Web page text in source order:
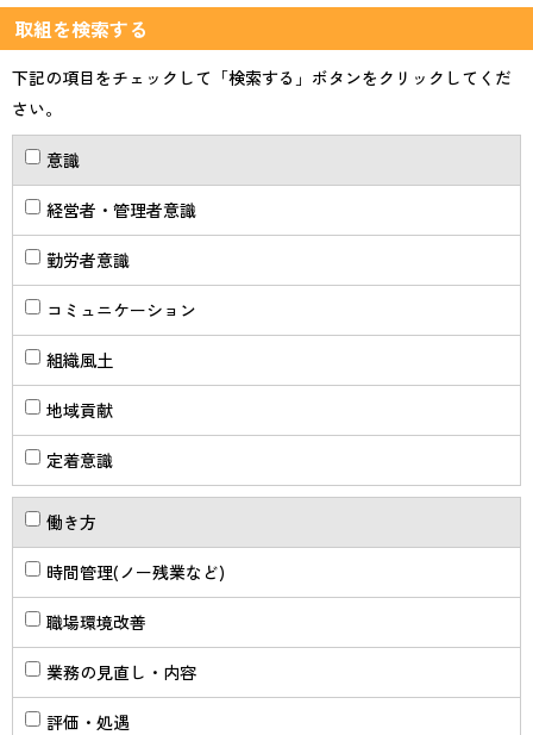
取組を検索する
下記の項目をチェックして「検索する」ボタンをクリックしてくだ
さい。
意識
経営者・管理者意識
勤労者意識
コミュニケーション
組織風土
地域貢献
定着意識
働き方
時間管理(ノー残業など)
職場環境改善
業務の見直し・内容
評価・処遇